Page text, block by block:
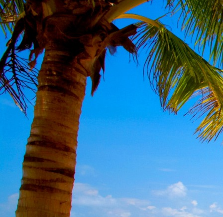
Elérhetőségek
Dr. Göllner
2081
e-mail:
telefonszám:
2081
e-mail: